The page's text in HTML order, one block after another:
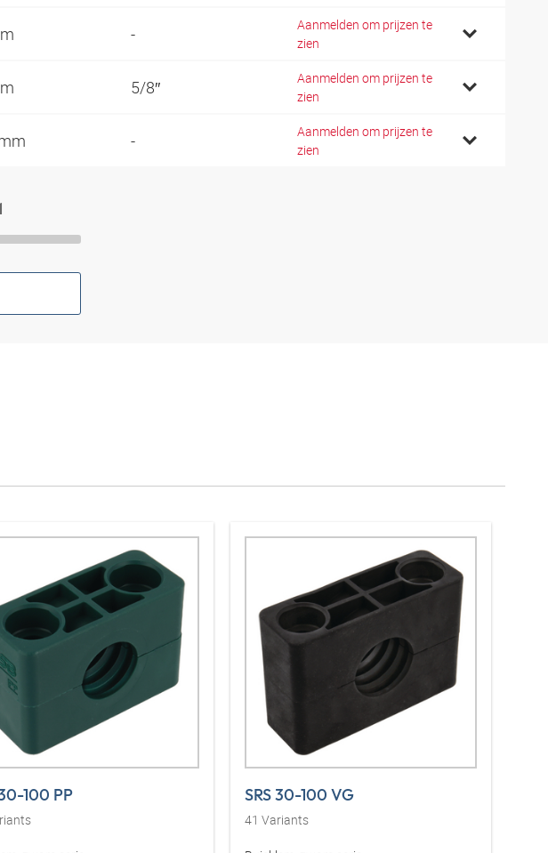
-
Aanmelden om prijzen te
zien
5/8″
Aanmelden om prijzen te
zien
-
Aanmelden om prijzen te
zien
100 PP SRS 30-100 VG
41 Variants